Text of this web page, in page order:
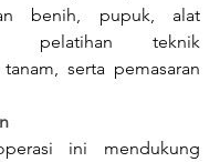
benih, pupuk, alat
pelatihan teknik
serta pemasaran
ini mendukung